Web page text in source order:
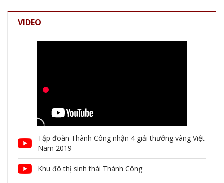
VIDEO
Tập đoàn Thành Công nhận 4 giải thưởng vàng Việt
Nam 2019
Khu đô thị sinh thái Thành Công